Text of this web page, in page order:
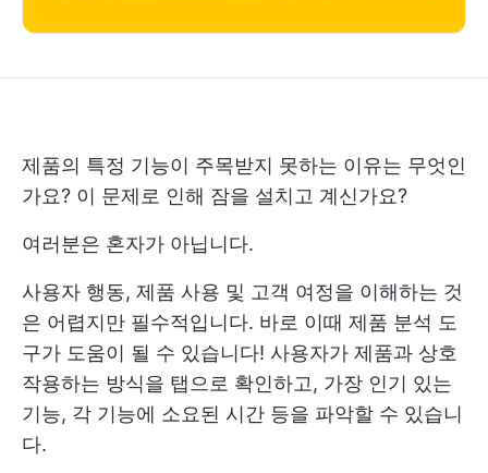
제품의 특정 기능이 주목받지 못하는 이유는 무엇인
가요? 이 문제로 인해 잠을 설치고 계신가요?
여러분은 혼자가 아닙니다.
사용자 행동, 제품 사용 및 고객 여정을 이해하는 것
은 어렵지만 필수적입니다. 바로 이때 제품 분석 도
구가 도움이 될 수 있습니다! 사용자가 제품과 상호
작용하는 방식을 탭으로 확인하고, 가장 인기 있는
기능, 각 기능에 소요된 시간 등을 파악할 수 있습니
다.